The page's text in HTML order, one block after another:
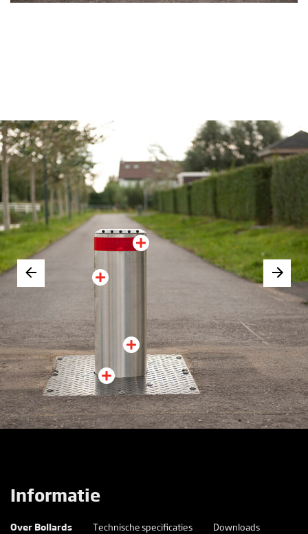
Informatie
Over Bollards Technische specificaties Downloads